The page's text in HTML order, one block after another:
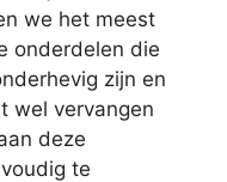
we het meest
onderdelen die
zijn en
wel vervangen
deze
te